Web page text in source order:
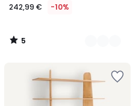
242,99 € -10%
5
/